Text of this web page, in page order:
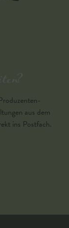
aus dem
ins Postfach.